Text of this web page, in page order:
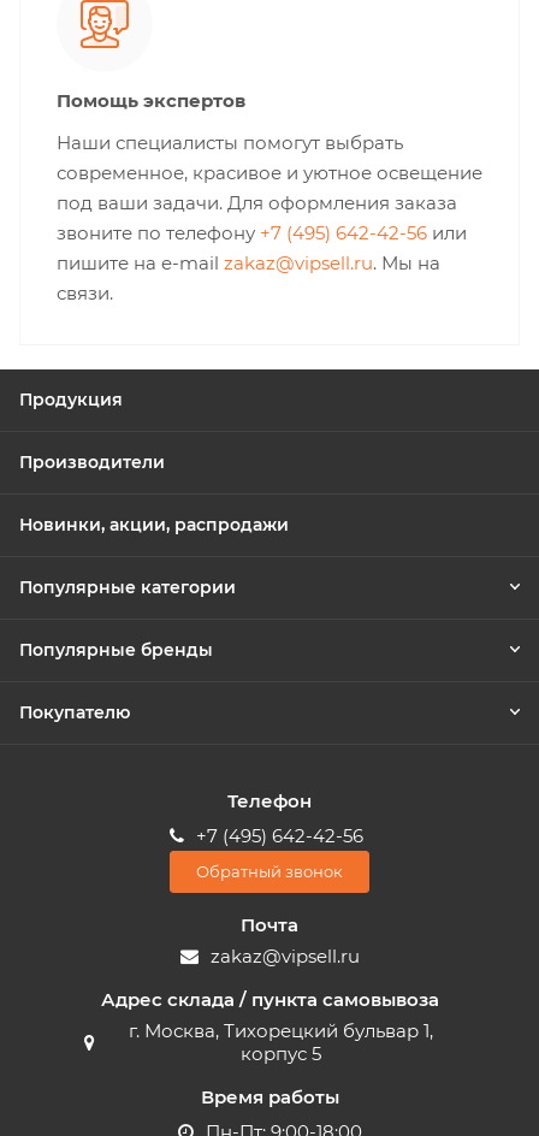
Помощь экспертов
Наши специалисты помогут выбрать
современное, красивое и уютное освещение
под ваши задачи. Для оформления заказа
звоните по телефону +7 (495) 642-42-56 или
пишите на e-mail zakaz@vipsell.ru. Мы на
связи.
Продукция
Производители
Новинки, акции, распродажи
Популярные категории
Популярные бренды
Покупателю
Телефон
+7 (495) 642-42-56
Обратный звонок
Почта
zakaz@vipsell.ru
Адрес склада / пункта самовывоза
г. Москва, Тихорецкий бульвар 1,
корпус 5
Время работы